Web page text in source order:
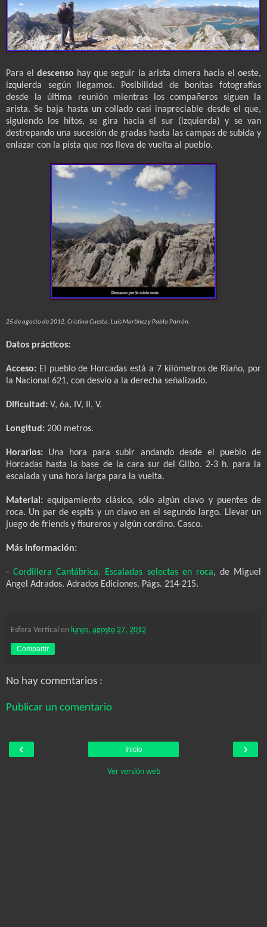
Para eldescenso hay que seguir la arista cimera hacia el oeste,
izquierda según llegamos. Posibilidad de bonitas fotografías
desde la última reunión mientras los compañeros siguen la
arista. Se baja hasta un collado casi inapreciable desde el que,
siguiendo los hitos, se gira hacia el sur (izquierda) y se van
destrepando una sucesión de gradas hasta las campas de subida y
enlazar con la pista que nos lleva de vuelta al pueblo.
25 de agosto de 2012, Cristina Cuesta, Luis Martínez y Pablo Parrón.
Datos prácticos:
Acceso: El pueblo de Horcadas está a 7 kilómetros de Riaño, por
la Nacional 621, con desvío a la derecha señalizado.
Dificultad: V, 6a, IV, II, V.
Longitud: 200 metros.
Horarios: Una hora para subir andando desde el pueblo de
Horcadas hasta la base de la cara sur del Gilbo. 2-3 h. para la
escalada y una hora larga para la vuelta.
Material: equipamiento clásico, sólo algún clavo y puentes de
roca. Un par de espits y un clavo en el segundo largo. Llevar un
juego de friends y fisureros y algún cordino. Casco.
Más información:
-Cordillera Cantábrica. Escaladas selectas en roca, de Miguel
Angel Adrados. Adrados Ediciones. Págs. 214-215.
Esfera Vertical en lunes, agosto 27, 2012
Compartir
No hay comentarios :
Publicar un comentario
‹ ›
Inicio
Ver versión web